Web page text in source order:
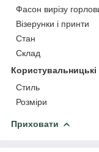
Фасон вирізу
Візерунки і принти
Стан
Склад
Користувальницькі
Стиль
Розміри
Приховати